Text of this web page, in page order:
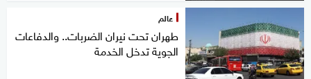
عالم
طهران تحت نيران الضربات.. والدفاعات
الجوية تدخل الخدمة